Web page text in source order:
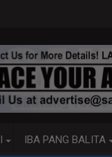
IBA PANG BALITA